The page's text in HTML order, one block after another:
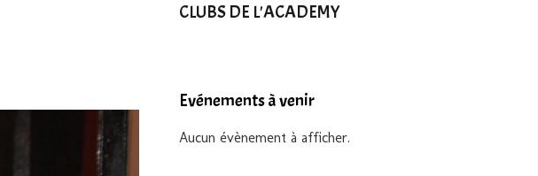
CLUBS DE L'ACADEMY
Evénements à venir
Aucun évènement à afficher.